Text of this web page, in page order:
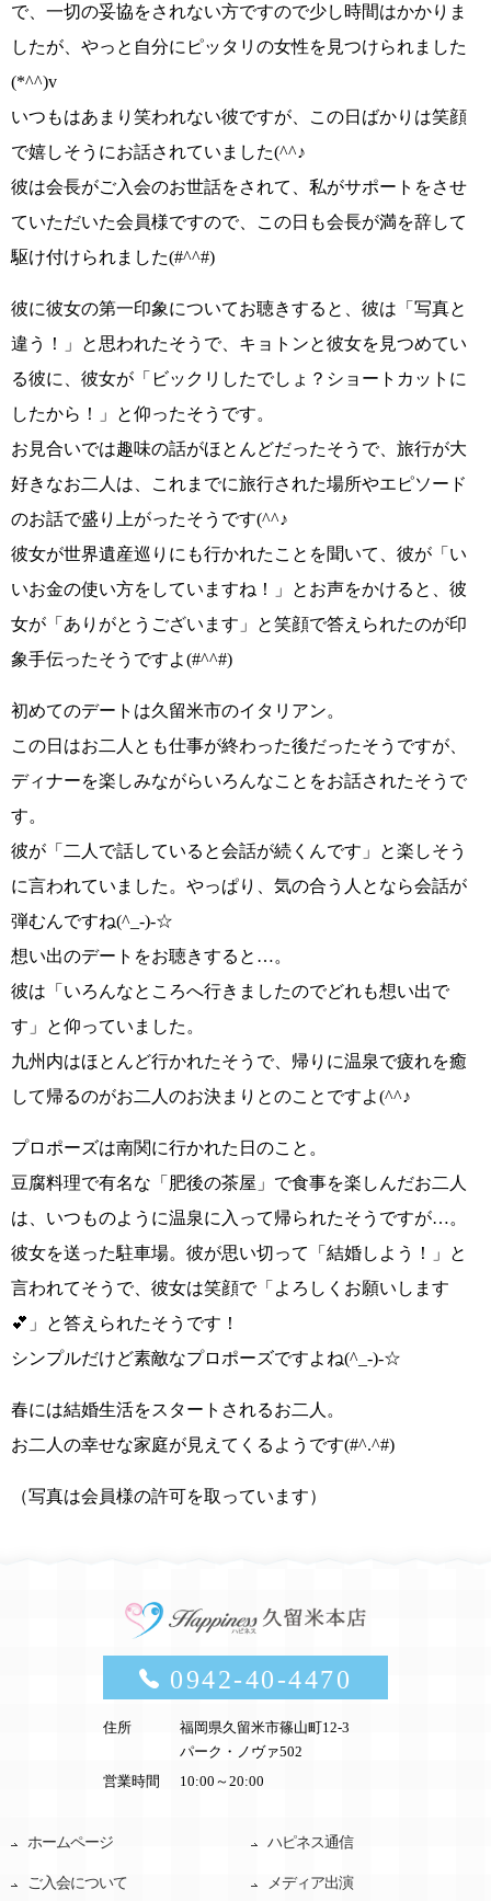
で、一切の妥協をされない方ですので少し時間はかかりま
したが、 やっと自分にピッタリの女性を 見つけられました
(*^^)v
いつもはあまり笑われない彼ですが、
この日ばかりは笑顔
で嬉しそう にお話されていました(^^♪
彼は会長がご入会のお世話をされて、私がサポートをさせ
ていただいた会員様ですので、この日も会長が満を辞して
駆け付けられました(#^^#)
彼に彼女の第一印象についてお聴きすると、彼は 「写真と
違う！」
と思われたそうで、キョトンと彼女を見つめてい
る彼に、彼女が 「ビックリしたでしょ？ショートカットに
したから！」
と仰ったそうです。
お見合いでは趣味の話がほとんどだったそうで、旅行が大
好きなお二人は、
これまでに旅行された場所やエピソード
のお話で盛り上がったそうです(^^♪
彼女が世界遺産巡りにも行かれたことを聞いて、彼が 「い
いお金の使い方をしていますね！」
とお声をかけると、彼
女が 「ありがとうございます」
と笑顔で答えられたのが印
象手伝ったそうですよ(#^^#)
初めてのデートは久留米市のイタリアン。
この日はお二人とも仕事が終わった後だったそうですが、
ディナーを楽しみながらいろんなことをお話されたそうで
す。
彼が 「二人で話していると会話が続くんです」
と楽しそう
に言われていました。やっぱり、 気の合う人となら会話が
弾むんですね(^_-)-☆
想い出のデートをお聴きすると…。
彼は 「いろんなところへ行きましたのでどれも想い出で
す」
と仰っていました。
九州内はほとんど行かれたそうで、 帰りに温泉で疲れを癒
して帰るのがお二人のお決まり とのことですよ(^^♪
プロポーズは南関に行かれた日のこと 。
豆腐料理で有名な 「肥後の茶屋」 で食事を楽しんだお二人
は、いつものように温泉に入って帰られたそうですが…。
彼女を送った駐車場。彼が思い切って
「結婚しよう！」
と
言われてそうで、彼女は笑顔で「よろしくお願いします
💕」
と答えられたそうです！
シンプルだけど素敵なプロポーズですよね(^_-)-☆
春には結婚生活をスタートされるお二人。
お二人の幸せな家庭が見えてくるようです(#^.^#)
（写真は会員様の許可を取っています）
0942-40-4470
住所
福岡県久留米市篠山町12-3
パーク・ノヴァ502
営業時間
10:00～20:00
ホームページ
ご入会について
ハピネス通信
メディア出演